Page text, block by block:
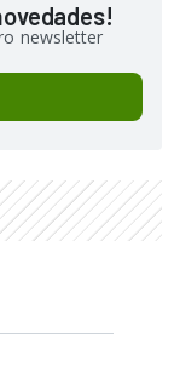
newsletter